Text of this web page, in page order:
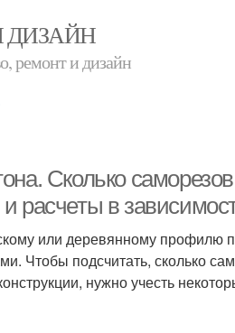
ДИЗАЙН
ремонт и дизайн
Сколько
расчеты в
или деревянному
подсчитать, сколько
нужно учесть